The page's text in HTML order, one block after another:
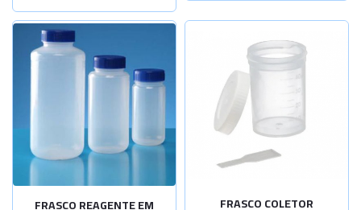
FRASCO REAGENTE EM FRASCO COLETOR